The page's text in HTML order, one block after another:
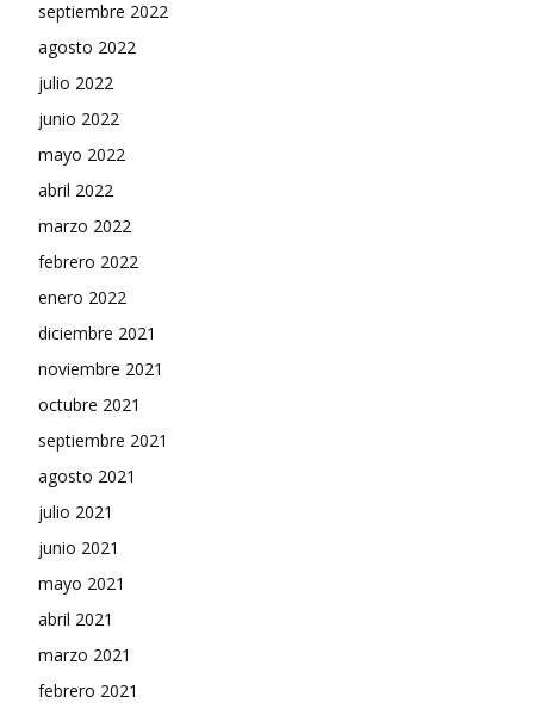
septiembre 2022
agosto 2022
julio 2022
junio 2022
mayo 2022
abril 2022
marzo 2022
febrero 2022
enero 2022
diciembre 2021
noviembre 2021
octubre 2021
septiembre 2021
agosto 2021
julio 2021
junio 2021
mayo 2021
abril 2021
marzo 2021
febrero 2021